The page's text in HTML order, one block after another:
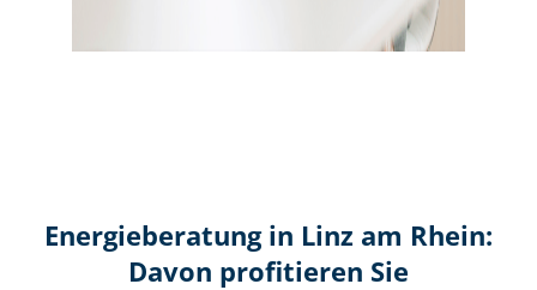
Energieberatung in Linz am Rhein:
Davon profitieren Sie